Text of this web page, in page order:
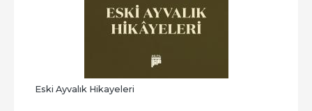
Eski Ayvalık Hikayeleri